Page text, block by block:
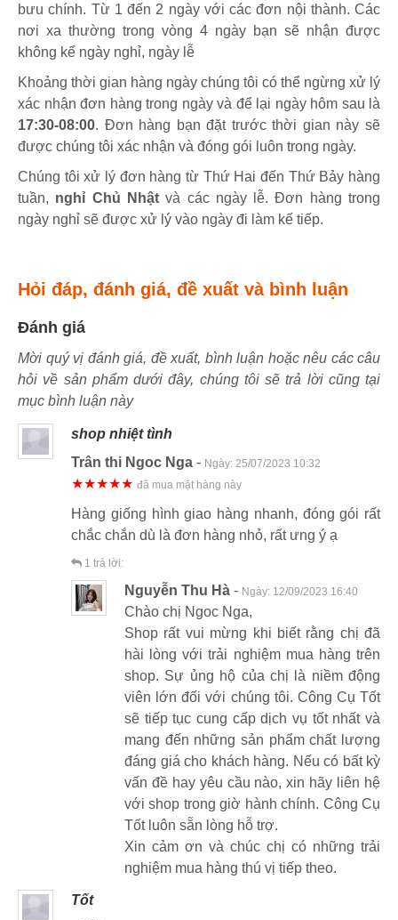
bưu chính. Từ 1 đến 2 ngày với các đơn nội thành. Các
nơi xa thường trong vòng 4 ngày bạn sẽ nhận được
không kể ngày nghỉ, ngày lễ
Khoảng thời gian hàng ngày chúng tôi có thể ngừng xử lý
xác nhận đơn hàng trong ngày và để lại ngày hôm sau là
17:30-08:00. Đơn hàng bạn đặt trước thời gian này sẽ
được chúng tôi xác nhận và đóng gói luôn trong ngày.
Chúng tôi xử lý đơn hàng từ Thứ Hai đến Thứ Bảy hàng
tuần, nghỉ Chủ Nhậtvà các ngày lễ. Đơn hàng trong
ngày nghỉ sẽ được xử lý vào ngày đi làm kế tiếp.
Hỏi đáp, đánh giá, đề xuất và bình luận
Đánh giá
Mời quý vị đánh giá, đề xuất, bình luận hoặc nêu các câu
hỏi về sản phẩm dưới đây, chúng tôi sẽ trả lời cũng tại
mục bình luận này
shop nhiệt tình
Trân thi Ngoc Nga - Ngày: 25/07/2023 10:32
★★★★★ đã mua mặt hàng này
Hàng giống hình giao hàng nhanh, đóng gói rất
chắc chắn dù là đơn hàng nhỏ, rất ưng ý ạ
1 trả lời:
Nguyễn Thu Hà - Ngày: 12/09/2023 16:40
Chào chị Ngoc Nga,
Shop rất vui mừng khi biết rằng chị đã
hài lòng với trải nghiệm mua hàng trên
shop. Sự ủng hộ của chị là niềm động
viên lớn đối với chúng tôi. Công Cụ Tốt
sẽ tiếp tục cung cấp dịch vụ tốt nhất và
mang đến những sản phẩm chất lượng
đáng giá cho khách hàng. Nếu có bất kỳ
vấn đề hay yêu cầu nào, xin hãy liên hệ
với shop trong giờ hành chính. Công Cụ
Tốt luôn sẵn lòng hỗ trợ.
Xin cảm ơn và chúc chị có những trải
nghiệm mua hàng thú vị tiếp theo.
Tốt